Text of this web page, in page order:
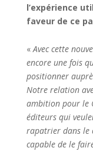
l’expérience
faveur de ce
« Avec cette
encore une fois
positionner
Notre relation
ambition pour le
éditeurs qui
rapatrier dans le
capable de le